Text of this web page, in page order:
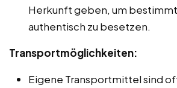
Herkunft geben, um
authentisch zu besetzen.
Transportmöglichkeiten:
Eigene Transportmittel sind